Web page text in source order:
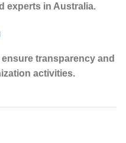
experts in Australia.
transparency and
activities.